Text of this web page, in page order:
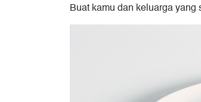
Buat kamu dan keluarga